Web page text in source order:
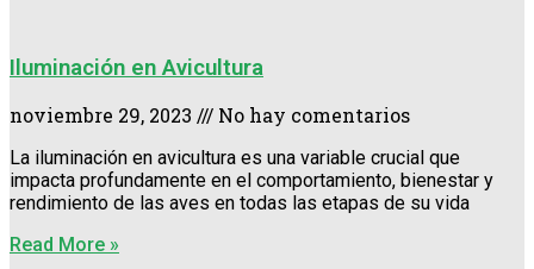
Iluminación en Avicultura
noviembre 29, 2023 No hay comentarios
La iluminación en avicultura es una variable crucial que
impacta profundamente en el comportamiento, bienestar y
rendimiento de las aves en todas las etapas de su vida
Read More »